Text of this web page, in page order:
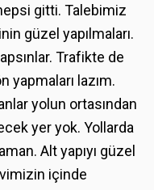
hepsi gitti. Talebimiz
güzel yapılmaları.
Trafikte de
yapmaları lazım.
yolun ortasından
yer yok. Yollarda
Alt yapıyı güzel
içinde